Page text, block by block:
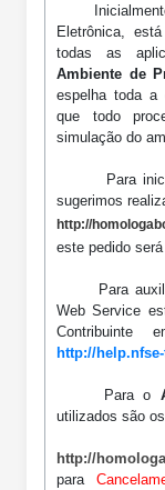
Serviços
Eletrônica
Inicialmente,
Eletrônica,
todas as
Ambiente de
espelha toda a
que todo
simulação do
Para iniciar
sugerimos
http://
este pedido
Para auxiliar
Web Service
Contribuinte
http://
Para o
utilizados são
http://
para